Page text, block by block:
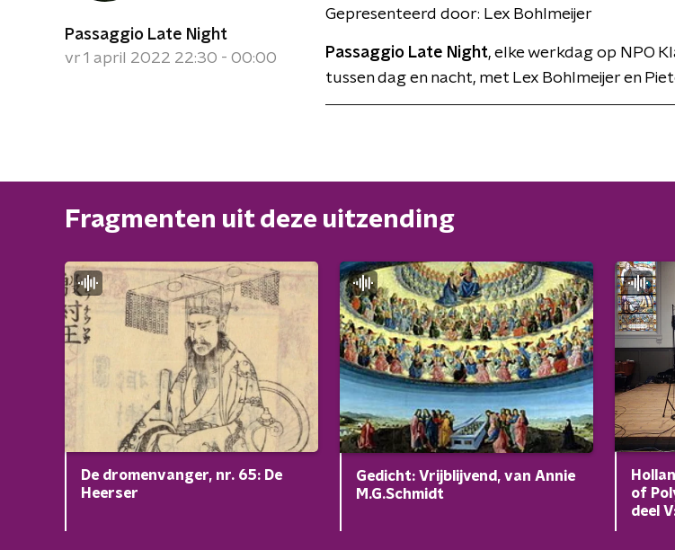
Passaggio Late Night
vr 1 april 2022 22:30 - 00:00
Gepresenteerd door: Lex Bohlmeijer
Passaggio Late Night, elke werkdag op NPO
tussen dag en nacht, met Lex Bohlmeijer en
Fragmenten uit deze uitzending
De dromenvanger, nr. 65: De
Heerser
Gedicht: Vrijblijvend, van Annie
M.G.Schmidt
of
deel